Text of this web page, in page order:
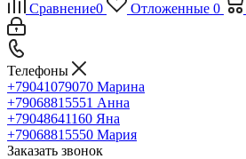
Сравнение0 Отложенные 0
Телефоны
+79041079070 Марина
+79068815551 Анна
+79048641160 Яна
+79068815550 Мария
Заказать звонок